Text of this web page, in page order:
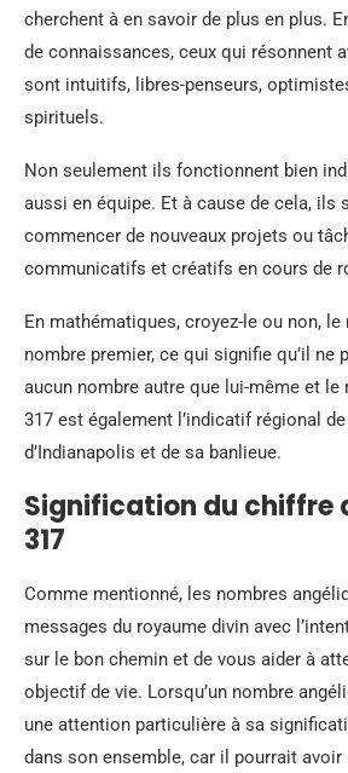
cherchent à en savoir de plus en plus.
de connaissances, ceux qui résonnent
sont intuitifs, libres-penseurs,
spirituels.
Non seulement ils fonctionnent bien
aussi en équipe. Et à cause de cela, ils
commencer de nouveaux projets ou
communicatifs et créatifs en cours de
En mathématiques, croyez-le ou non,
nombre premier, ce qui signifie qu’il ne
aucun nombre autre que lui-même et le
317 est également l’indicatif régional
d’Indianapolis et de sa banlieue.
Signification du chiffre
317
Comme mentionné, les nombres
messages du royaume divin avec
sur le bon chemin et de vous aider à
objectif de vie. Lorsqu’un nombre
une attention particulière à sa
dans son ensemble, car il pourrait